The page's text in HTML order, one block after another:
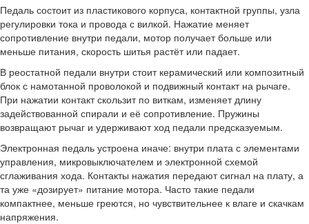
Педаль состоит из пластикового корпуса, контактной группы, узла
регулировки тока и провода с вилкой. Нажатие меняет
сопротивление внутри педали, мотор получает больше или
меньше питания, скорость шитья растёт или падает.
В реостатной педали внутри стоит керамический или композитный
блок с намотанной проволокой и подвижный контакт на рычаге.
При нажатии контакт скользит по виткам, изменяет длину
задействованной спирали и её сопротивление. Пружины
возвращают рычаг и удерживают ход педали предсказуемым.
Электронная педаль устроена иначе: внутри плата с элементами
управления, микровыключателем и электронной схемой
сглаживания хода. Контакты нажатия передают сигнал на плату, а
та уже «дозирует» питание мотора. Часто такие педали
компактнее, меньше греются, но чувствительнее к влаге и скачкам
напряжения.